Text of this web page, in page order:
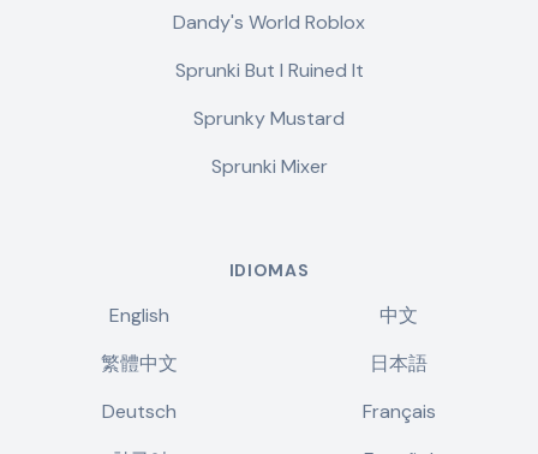
Dandy's World Roblox
Sprunki But I Ruined It
Sprunky Mustard
Sprunki Mixer
IDIOMAS
English
中文
繁體中文
日本語
Deutsch
Français